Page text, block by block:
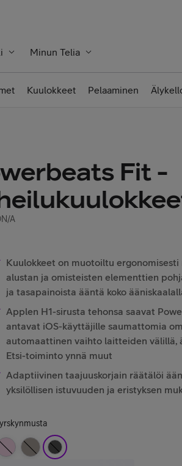
Minun Telia
Kuulokkeet Pelaaminen
Fit -
A
Kuulokkeet on muotoiltu
alustan ja omisteisten elementtien
ja tasapainoista ääntä koko
Applen H1-sirusta tehonsa saavat
antavat iOS-käyttäjille saumattomia
automaattinen vaihto laitteiden välillä,
Etsi-toiminto ynnä muut
Adaptiivinen taajuuskorjain räätälöi
yksilöllisen istuvuuden ja eristyksen